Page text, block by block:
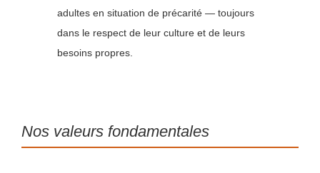
adultes en situation de précarité — toujours
dans le respect de leur culture et de leurs
besoins propres.
Nos valeurs fondamentales